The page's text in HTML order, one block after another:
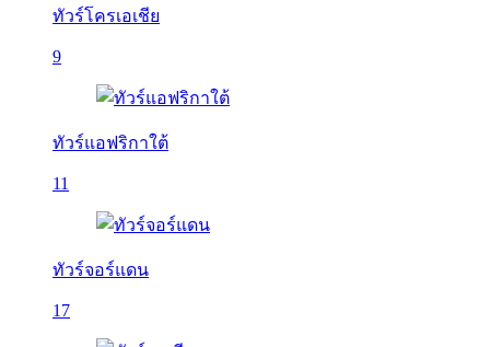
ทัวร์โครเอเชีย
9
ทัวร์แอฟริกาใต้
11
ทัวร์จอร์แดน
17